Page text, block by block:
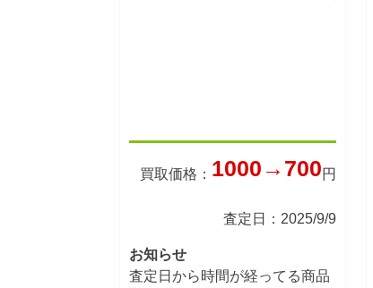
買取価格： 1000→700円
査定日：2025/9/9
お知らせ
査定日から時間が経ってる商品